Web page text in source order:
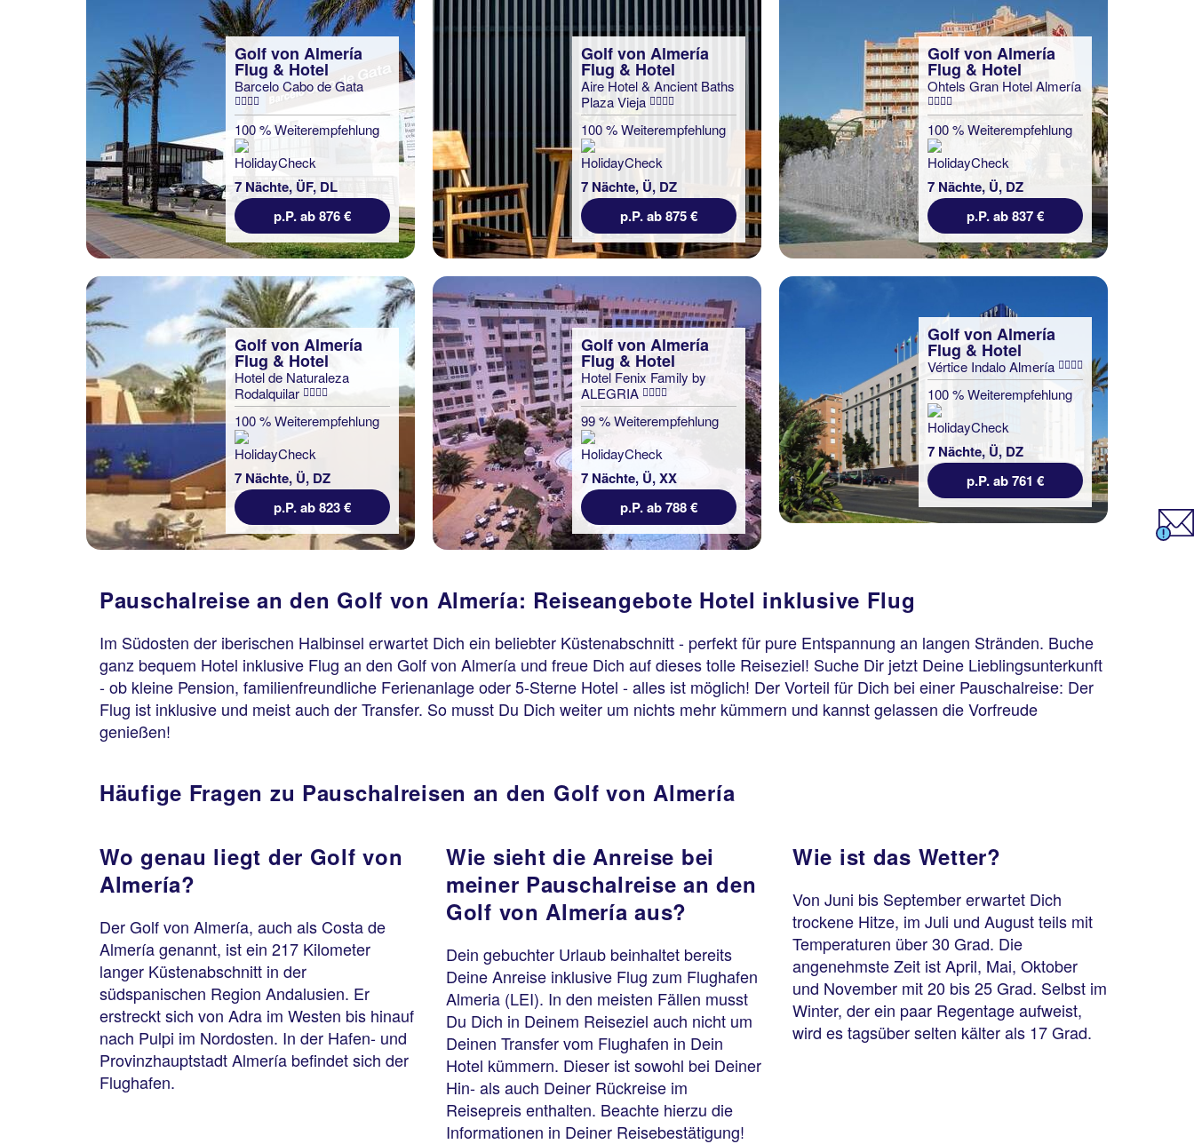
Golf von Almería
Flug & Hotel
Barcelo Cabo de Gata
100 % Weiterempfehlung
7 Nächte, ÜF, DL
p.P. ab 876 €
Golf von Almería
Flug & Hotel
Aire Hotel & Ancient Baths
Plaza Vieja
100 % Weiterempfehlung
7 Nächte, Ü, DZ
p.P. ab 875 €
Golf von Almería
Flug & Hotel
Ohtels Gran Hotel Almería
100 % Weiterempfehlung
7 Nächte, Ü, DZ
p.P. ab 837 €
Golf von Almería
Flug & Hotel
Hotel de Naturaleza
Rodalquilar
100 % Weiterempfehlung
7 Nächte, Ü, DZ
p.P. ab 823 €
Golf von Almería
Flug & Hotel
Hotel Fenix Family by
ALEGRIA
99 % Weiterempfehlung
7 Nächte, Ü, XX
p.P. ab 788 €
Golf von Almería
Flug & Hotel
Vértice Indalo Almería
100 % Weiterempfehlung
7 Nächte, Ü, DZ
p.P. ab 761 €
Pauschalreise an den Golf von Almería: Reiseangebote Hotel inklusive Flug
Im Südosten der iberischen Halbinsel erwartet Dich ein beliebter Küstenabschnitt - perfekt für pure Entspannung an langen Stränden. Buche
ganz bequem Hotel inklusive Flug an den Golf von Almería und freue Dich auf dieses tolle Reiseziel! Suche Dir jetzt Deine Lieblingsunterkunft
- ob kleine Pension, familienfreundliche Ferienanlage oder 5-Sterne Hotel - alles ist möglich! Der Vorteil für Dich bei einer Pauschalreise: Der
Flug ist inklusive und meist auch der Transfer. So musst Du Dich weiter um nichts mehr kümmern und kannst gelassen die Vorfreude
genießen!
Häufige Fragen zu Pauschalreisen an den Golf von Almería
Wo genau liegt der Golf von
Almería?
Der Golf von Almería, auch als Costa de
Almería genannt, ist ein 217 Kilometer
langer Küstenabschnitt in der
südspanischen Region Andalusien. Er
erstreckt sich von Adra im Westen bis hinauf
nach Pulpi im Nordosten. In der Hafen- und
Provinzhauptstadt Almería befindet sich der
Flughafen.
Wie sieht die Anreise bei
meiner Pauschalreise an den
Golf von Almería aus?
Dein gebuchter Urlaub beinhaltet bereits
Deine Anreise inklusive Flug zum Flughafen
Almeria (LEI). In den meisten Fällen musst
Du Dich in Deinem Reiseziel auch nicht um
Deinen Transfer vom Flughafen in Dein
Hotel kümmern. Dieser ist sowohl bei Deiner
Hin- als auch Deiner Rückreise im
Reisepreis enthalten. Beachte hierzu die
Informationen in Deiner Reisebestätigung!
Wie ist das Wetter?
Von Juni bis September erwartet Dich
trockene Hitze, im Juli und August teils mit
Temperaturen über 30 Grad. Die
angenehmste Zeit ist April, Mai, Oktober
und November mit 20 bis 25 Grad. Selbst im
Winter, der ein paar Regentage aufweist,
wird es tagsüber selten kälter als 17 Grad.